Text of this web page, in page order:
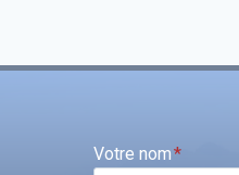
Votre nom*